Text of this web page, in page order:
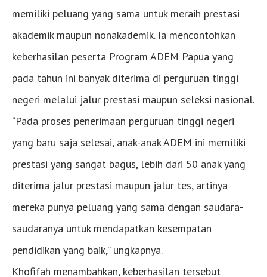
memiliki peluang yang sama untuk meraih prestasi
akademik maupun nonakademik. Ia mencontohkan
keberhasilan peserta Program ADEM Papua yang
pada tahun ini banyak diterima di perguruan tinggi
negeri melalui jalur prestasi maupun seleksi nasional.
“Pada proses penerimaan perguruan tinggi negeri
yang baru saja selesai, anak-anak ADEM ini memiliki
prestasi yang sangat bagus, lebih dari 50 anak yang
diterima jalur prestasi maupun jalur tes, artinya
mereka punya peluang yang sama dengan saudara-
saudaranya untuk mendapatkan kesempatan
pendidikan yang baik,” ungkapnya.
Khofifah menambahkan, keberhasilan tersebut